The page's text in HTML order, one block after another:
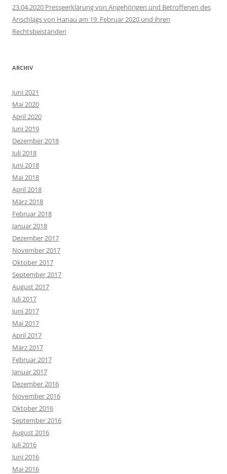
23.04.2020 Presseerklärung von Angehörigen und Betroffenen des
Anschlags von Hanau am 19. Februar 2020 und ihren
Rechtsbeiständen
ARCHIV
Juni 2021
Mai 2020
April 2020
Juni 2019
Dezember 2018
Juli 2018
Juni 2018
Mai 2018
April 2018
März 2018
Februar 2018
Januar 2018
Dezember 2017
November 2017
Oktober 2017
September 2017
August 2017
Juli 2017
Juni 2017
Mai 2017
April 2017
März 2017
Februar 2017
Januar 2017
Dezember 2016
November 2016
Oktober 2016
September 2016
August 2016
Juli 2016
Juni 2016
Mai 2016